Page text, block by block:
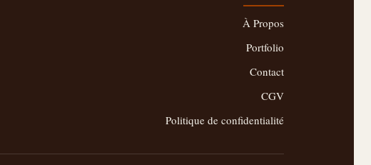
À Propos
Portfolio
Contact
CGV
Politique de confidentialité